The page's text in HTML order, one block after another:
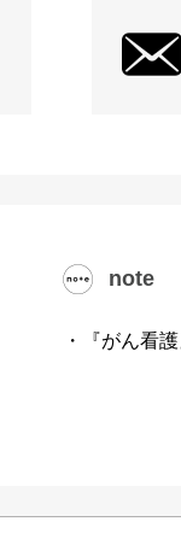
note
・『がん看